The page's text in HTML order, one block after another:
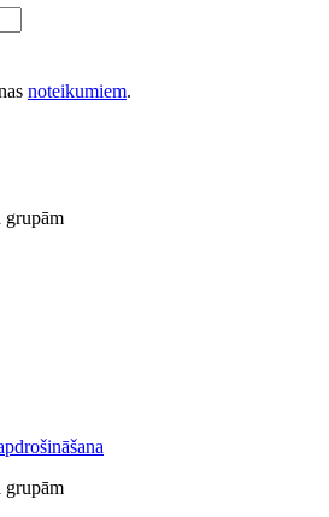
noteikumiem.
grupām
grupām